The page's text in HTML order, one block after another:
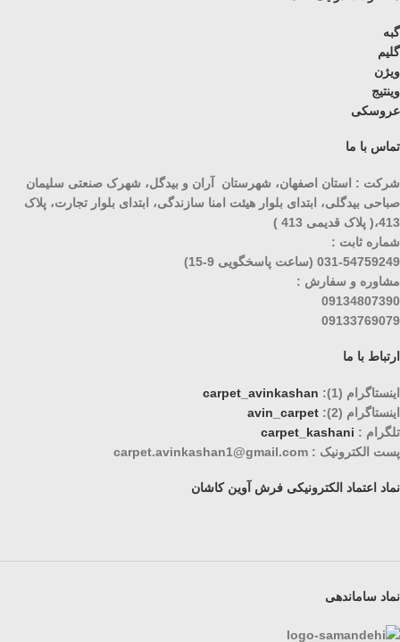
گبه
گلیم
ویژن
وینتیج
عروسکی
تماس با ما
شرکت : استان اصفهان، شهرستان آران و بیدگل، شهرک صنعتی سلیمان
صباحی بیدگلی، ابتدای بلوار هیئت امنا سازندگی، ابتدای بلوار تجارت، پلاک
413،( پلاک قدیمی 413 )
شماره ثابت :
031-54759249 (ساعت پاسخگویی 9-15)
مشاوره و سفارش :
09134807390
09133769079
ارتباط با ما
اینستاگرام (1):
carpet_avinkashan
اینستاگرام (2):
avin_carpet
تلگرام : carpet_kashani
پست الکترونیک : carpet.avinkashan1@gmail.com
نماد اعتماد الکترونیکی فرش آوین کاشان
نماد ساماندهی